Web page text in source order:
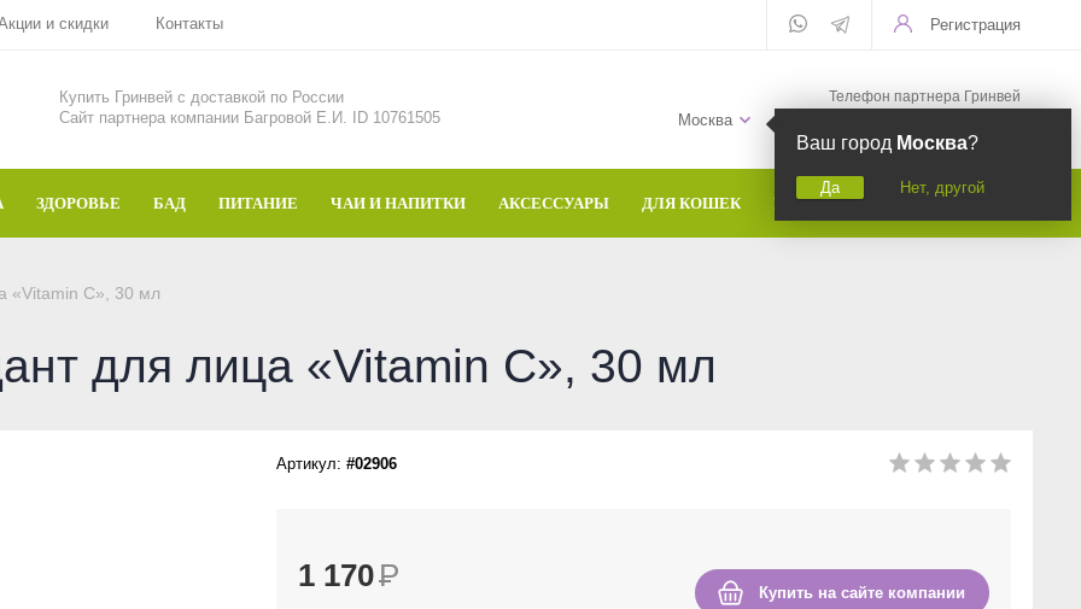
и скидки Контакты Регистрация
Купить Гринвей c доставкой по России
Сайт партнера компании Багровой Е.И. ID 10761505
Москва
Ваш город Москва?
Да Нет, другой
Телефон партнера Гринвей
ЗДОРОВЬЕ БАД ПИТАНИЕ ЧАИ И НАПИТКИ АКСЕССУАРЫ ДЛЯ КОШЕК БРЕНДЫ
«Vitamin C», 30 мл
для лица «Vitamin C», 30 мл
Артикул: #02906
Купить на сайте компании
1 170Р